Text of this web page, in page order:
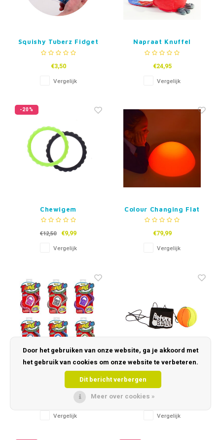
Squishy Tuberz Fidget
€3,50
Vergelijk
Napraat Knuffel
Papegaai Sally
€24,95
Vergelijk
-20%
Chewigem
Kauwarmband Twister
€12,50 €9,99
Vergelijk
Colour Changing Flat
Pebble
€79,99
Vergelijk
Vergelijk Vergelijk
Door het gebruiken van onze website, ga je akkoord met
het gebruik van cookies om onze website te verbeteren.
Dit bericht verbergen
Meer over cookies »